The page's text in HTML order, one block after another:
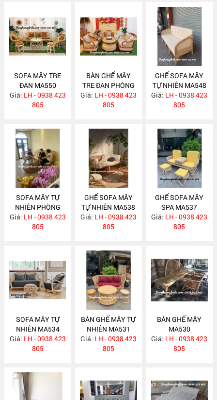
SOFA MÂY TRE
ĐAN MA550
Giá: LH - 0938 423
805
BÀN GHẾ MÂY
TRE ĐAN PHÒNG
KHÁCH MA549
Giá: LH - 0938 423
805
GHẾ SOFA MÂY
TỰ NHIÊN MA548
Giá: LH - 0938 423
805
SOFA MÂY TỰ
NHIÊN PHÒNG
KHÁCH MA547
Giá: LH - 0938 423
805
GHẾ SOFA MÂY
TỰ NHIÊN MA538
Giá: LH - 0938 423
805
GHẾ SOFA MÂY
SPA MA537
Giá: LH - 0938 423
805
SOFA MÂY TỰ
NHIÊN MA534
Giá: LH - 0938 423
805
BÀN GHẾ MÂY TỰ
NHIÊN MA531
Giá: LH - 0938 423
805
BÀN GHẾ MÂY
MA530
Giá: LH - 0938 423
805